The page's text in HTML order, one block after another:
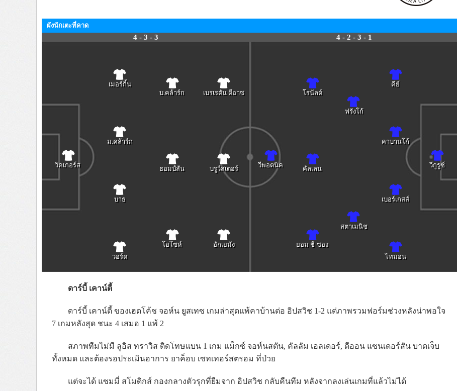
ผังนักเตะที่คาด
4 - 3 - 3 4 - 2 - 3 - 1
วิคเกอร์ส
เมอร์กิ้น
ม.คล้าร์ก
บาธ
วอร์ด
บ.คล้าร์ก
ธอมป์สัน
โอโซห์
เบรเรตัน ดีอาซ
บรูว์สเตอร์
อักเยมัง
วีกูรูซ์
คีย์
คาบานโก้
เบอร์เกสส์
ไทมอน
ฟรังโก้
สตาเมนิช
โรนัลด์
คัลเลน
ยอม ชี-ซอง
วีพอตนิค
ดาร์บี้ เคาน์ตี้
ดาร์บี้ เคาน์ตี้ ของเฮดโค้ช จอห์น ยูสเทซ เกมล่าสุดแพ้คาบ้านต่อ อิปสวิช 1-2 แต่ภาพรวมฟอร์มช่วงหลังน่าพอใจ
7 เกมหลังสุด ชนะ 4 เสมอ 1 แพ้ 2
สภาพทีมไม่มี ลูอิส ทราวิส ติดโทษแบน 1 เกม แม็กซ์ จอห์นสตัน, คัลลัม เอลเดอร์, ดีออน แซนเดอร์สัน บาดเจ็บ
ทั้งหมด และต้องรอประเมินอาการ ยาค็อบ เซทเทอร์สตรอม ที่ป่วย
แต่จะได้ แซมมี่ สโมดิกส์ กองกลางตัวรุกที่ยืมจาก อิปสวิช กลับคืนทีม หลังจากลงเล่นเกมที่แล้วไม่ได้